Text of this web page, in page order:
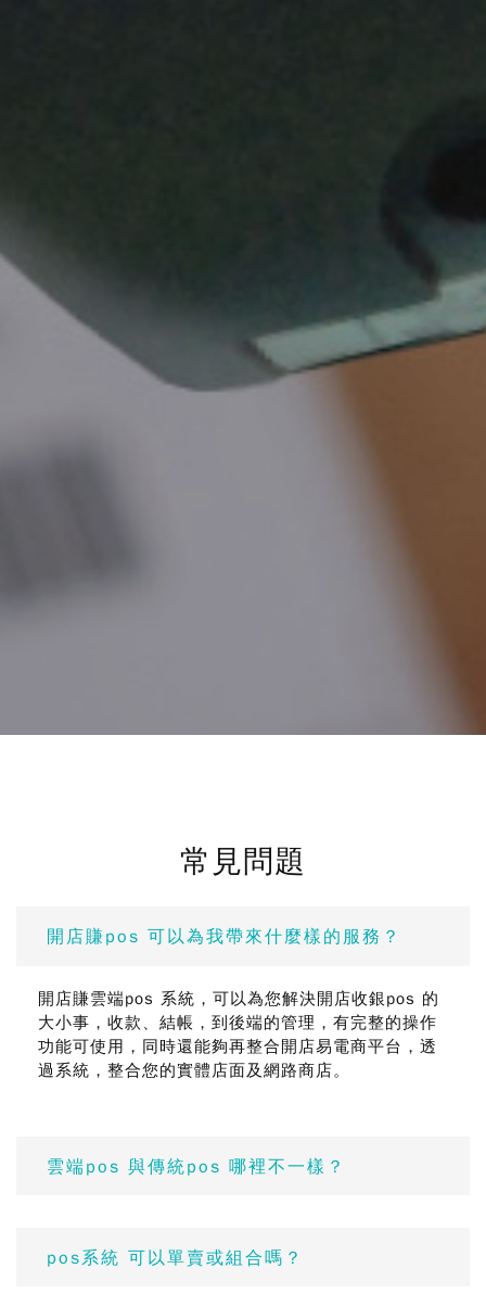
常見問題
開店賺pos 可以為我帶來什麼樣的服務？
開店賺雲端pos 系統，可以為您解決開店收銀pos 的
大小事，收款、結帳，到後端的管理，有完整的操作
功能可使用，同時還能夠再整合開店易電商平台，透
過系統，整合您的實體店面及網路商店。
雲端pos 與傳統pos 哪裡不一樣？
pos系統 可以單賣或組合嗎？